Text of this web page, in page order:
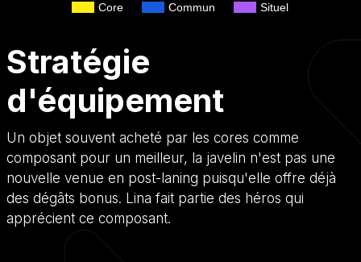
Core Commun Situel
Stratégie
d'équipement
Un objet souvent acheté par les cores comme
composant pour un meilleur, la javelin n'est pas une
nouvelle venue en post-laning puisqu'elle offre déjà
des dégâts bonus. Lina fait partie des héros qui
apprécient ce composant.